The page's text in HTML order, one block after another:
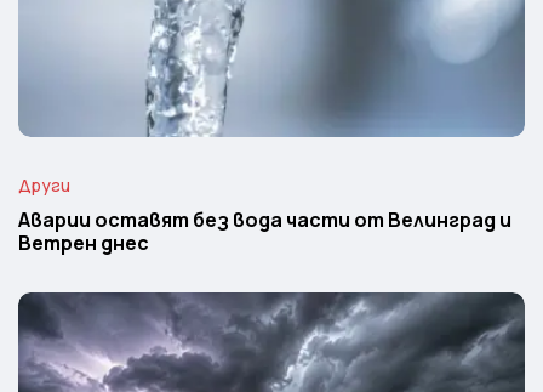
Други
Аварии оставят без вода части от Велинград и
Ветрен днес